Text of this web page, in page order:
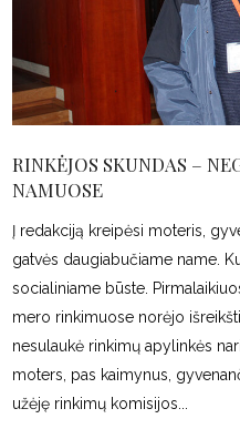
RINKĖJOS SKUNDAS –
NAMUOSE
Į redakciją kreipėsi moteris,
gatvės daugiabučiame name.
socialiniame būste.
mero rinkimuose norėjo
nesulaukė rinkimų apylinkės
moters, pas kaimynus,
užėję rinkimų komisijos